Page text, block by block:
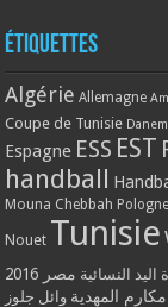
Étiquettes
Algérie Allemagne
Coupe de Tunisie
Espagne ESS EST
handball
Mouna Chebbah Pologne
Nouet Tunisie
اليد النسائية مصر 2016
مكارم المهدية وائل جلوز